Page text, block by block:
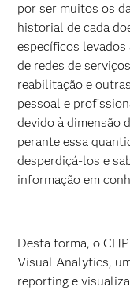
por ser muitos os
historial de cada
específicos
de redes de
reabilitação e
pessoal e
devido à dimensão
perante essa
desperdiçá-los e
informação em
Desta forma, o
Visual Analytics,
reporting e